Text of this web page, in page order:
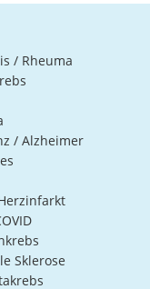
/ Rheuma
/ Alzheimer
Sklerose